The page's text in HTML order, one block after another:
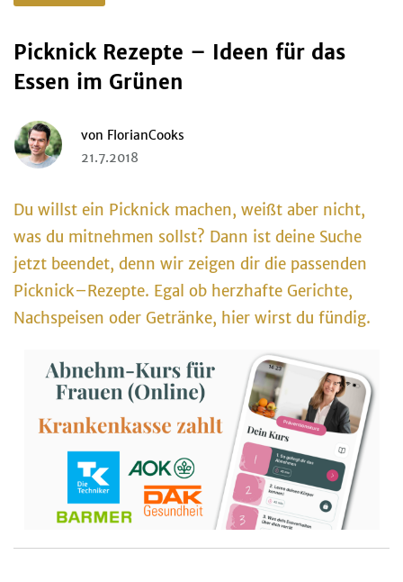
Picknick Rezepte – Ideen für das
Essen im Grünen
von FlorianCooks
21.7.2018
Du willst ein Picknick machen, weißt aber nicht,
was du mitnehmen sollst? Dann ist deine Suche
jetzt beendet, denn wir zeigen dir die passenden
Picknick–Rezepte. Egal ob herzhafte Gerichte,
Nachspeisen oder Getränke, hier wirst du fündig.